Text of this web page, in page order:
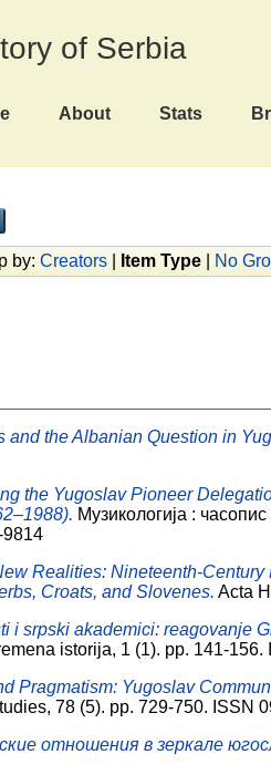
of Serbia
About Stats
by: Creators Item Type No
and the Albanian Question in
the Yugoslav Pioneer
Музикологија :
9814
Realities: Nineteenth-
Croats, and Slovenes. Acta
i srpski akademici: reagovanje
istorija, 1 (1). pp. 141-156.
Pragmatism: Yugoslav
78 (5). pp. 729-750. ISSN
отношения в зеркале